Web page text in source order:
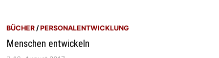
BÜCHER /PERSONALENTWICKLUNG
Menschen entwickeln